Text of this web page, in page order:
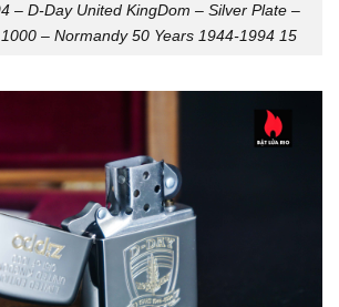
– D-Day United KingDom – Silver Plate –
– Normandy 50 Years 1944-1994 15